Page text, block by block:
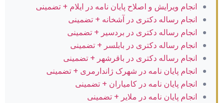
انجام ویرایش و اصلاح پایان نامه در ایلام + تضمینی
انجام رساله دکتری در آشخانه + تضمینی
انجام رساله دکتری در بردسیر + تضمینی
انجام رساله دکتری در بابلسر + تضمینی
انجام رساله دکتری در باقرشهر + تضمینی
انجام پایان نامه در شهرک ژاندارمری + تضمینی
انجام پایان نامه در کامیاران + تضمینی
انجام پایان نامه در ملایر + تضمینی